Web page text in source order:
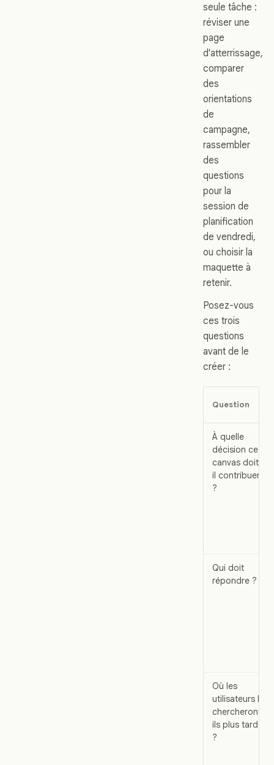
seule tâche :
réviser une
page
d'atterrissage,
comparer
des
orientations
de
campagne,
rassembler
des
questions
pour la
session de
planification
de vendredi,
ou choisir la
maquette à
retenir.
Posez-vous
ces trois
questions
avant de le
créer :
Question
À quelle
décision ce
canvas doit-
il contribuer
?
Qui doit
répondre ?
Où les
utilisateurs le
chercheront-
ils plus tard
?